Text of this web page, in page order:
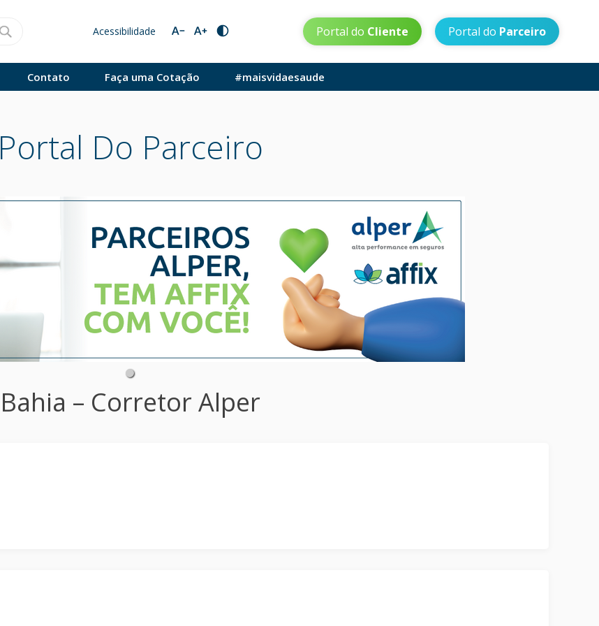
Acessibilidade Portal do Cliente Portal do Parceiro
Contato Faça uma Cotação #maisvidaesaude
Portal Do Parceiro
Bahia – Corretor Alper